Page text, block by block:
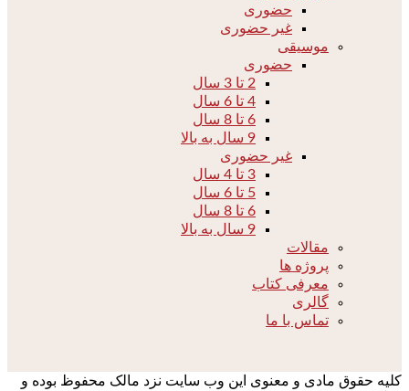
حضوری
غیر حضوری
موسیقی
حضوری
2 تا 3 سال
4 تا 6 سال
6 تا 8 سال
9 سال به بالا
غیر حضوری
3 تا 4 سال
5 تا 6 سال
6 تا 8 سال
9 سال به بالا
مقالات
پروژه ها
معرفی کتاب
گالری
تماس با ما
کلیه حقوق مادی و معنوی این وب سایت نزد مالک محفوظ بوده و